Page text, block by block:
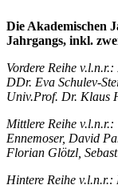
Die Akademischen
Jahrgangs, inkl.
Vordere Reihe
DDr. Eva Schulev-
Univ.Prof. Dr. Klaus
Mittlere Reihe
Ennemoser, David
Florian Glötzl,
Hintere Reihe